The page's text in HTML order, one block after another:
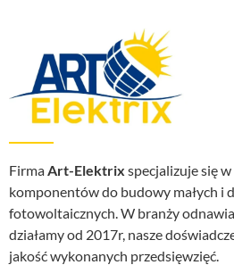
Firma Art-Elektrix specjalizuje się
komponentów do budowy małych i
fotowoltaicznych. W branży
działamy od 2017r, nasze
jakość wykonanych przedsięwzięć.